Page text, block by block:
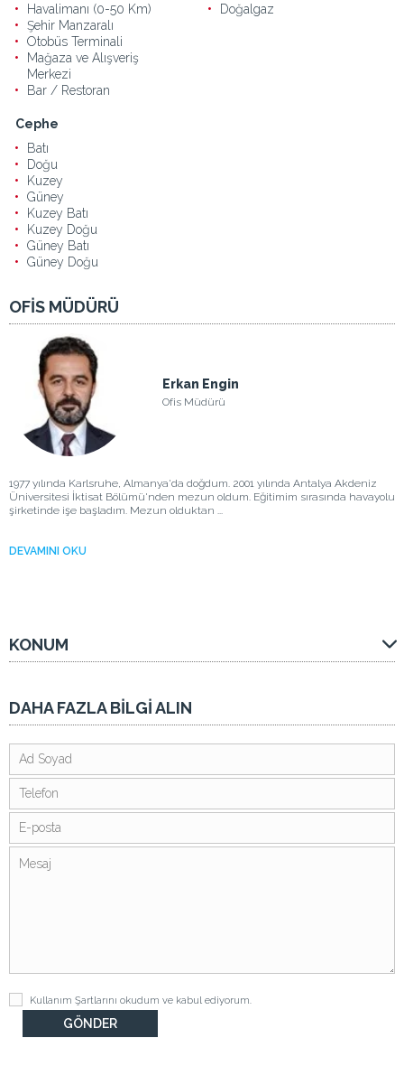
Havalimanı (0-50 Km)
Şehir Manzaralı
Otobüs Terminali
Mağaza ve Alışveriş
Merkezi
Bar / Restoran
Doğalgaz
Cephe
Batı
Doğu
Kuzey
Güney
Kuzey Batı
Kuzey Doğu
Güney Batı
Güney Doğu
OFİS MÜDÜRÜ
Erkan Engin
Ofis Müdürü
1977 yılında Karlsruhe, Almanya'da doğdum. 2001 yılında Antalya Akdeniz
Üniversitesi İktisat Bölümü'nden mezun oldum. Eğitimim sırasında havayolu
şirketinde işe başladım. Mezun olduktan ...
DEVAMINI OKU
KONUM
DAHA FAZLA BİLGİ ALIN
Kullanım Şartlarını okudum ve kabul ediyorum.